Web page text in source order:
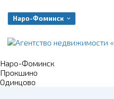
Наро-Фоминск
Наро-Фоминск
Прокшино
Одинцово